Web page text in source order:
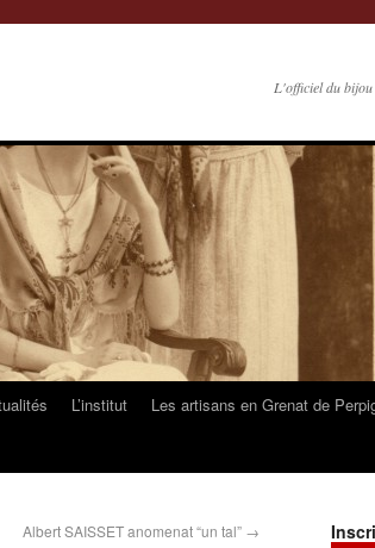
L'officiel du bijou
L’institut Les artisans en Grenat de
Albert SAISSET anomenat “un tal” →